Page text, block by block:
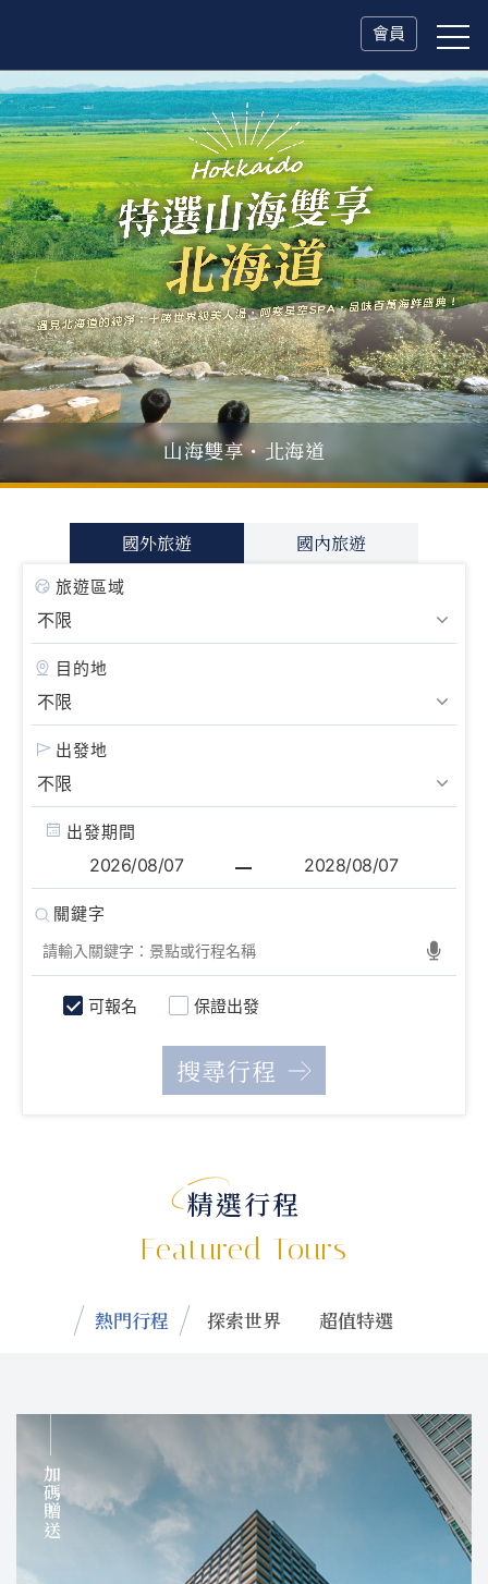
會員
父親節．限時特別企劃
一人旅行Solo Travel山海雙享・北海道
國外旅遊 國內旅遊
旅遊區域
目的地
出發地
出發期間
可報名 保證出發
精選行程
Featured Tours
熱門行程 探索世界 超值特選
加碼贈送